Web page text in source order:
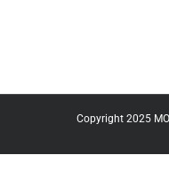
Copyright 2025